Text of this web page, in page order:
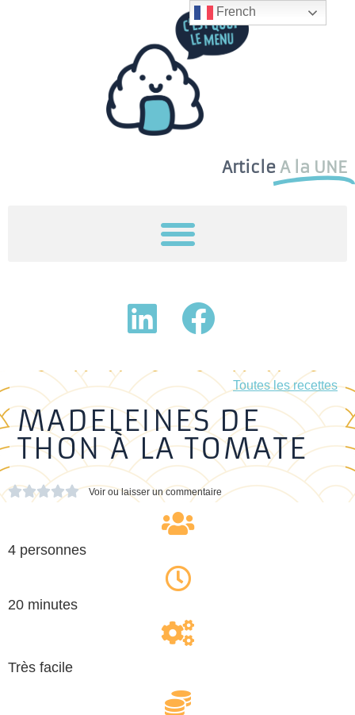
Article A la UNE
Toutes les recettes
MADELEINES DE
THON À LA TOMATE
 Voir ou laisser un commentaire
4 personnes
20 minutes
Très facile
French